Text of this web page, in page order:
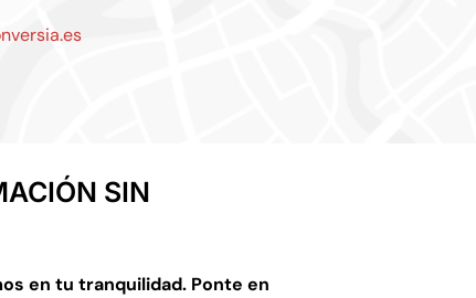
SIN
en tu tranquilidad. Ponte en